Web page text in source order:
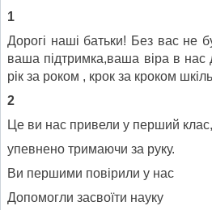
1
Дорогі наші батьки! Без вас не
ваша підтримка,ваша віра в
рік за роком , крок за кроком
2
Це ви нас привели у перший клас,
упевнено тримаючи за руку.
Ви першими повірили у нас
Допомогли засвоїти науку